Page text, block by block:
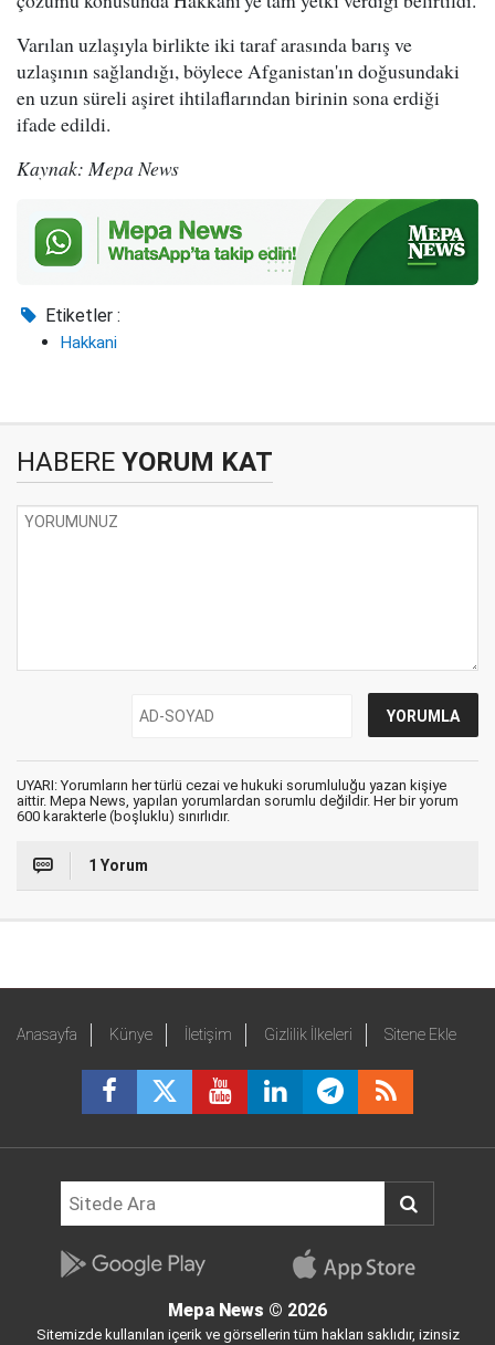
Varılan uzlaşıyla birlikte iki taraf arasında barış ve
uzlaşının sağlandığı, böylece Afganistan'ın doğusundaki
en uzun süreli aşiret ihtilaflarından birinin sona erdiği
ifade edildi.
Kaynak: Mepa News
Etiketler :
Hakkani
HABERE YORUM KAT
UYARI: Yorumların her türlü cezai ve hukuki sorumluluğu yazan kişiye
aittir. Mepa News, yapılan yorumlardan sorumlu değildir. Her bir yorum
600 karakterle (boşluklu) sınırlıdır.
1 Yorum
Anasayfa Künye İletişim Gizlilik İlkeleri Sitene Ekle
Mepa News © 2026
Sitemizde kullanılan içerik ve görsellerin tüm hakları saklıdır, izinsiz